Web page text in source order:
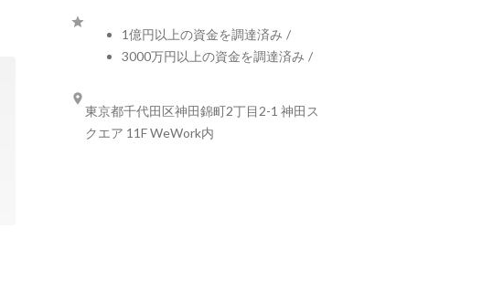
1億円以上の資金を調達済み /
3000万円以上の資金を調達済み /
東京都千代田区神田錦町2丁目2-1 神田ス
クエア 11F WeWork内